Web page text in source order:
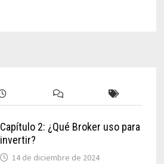
Capítulo 2: ¿Qué Broker uso para
invertir?
14 de diciembre de 2024